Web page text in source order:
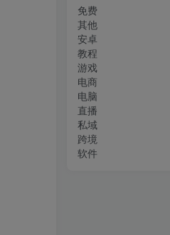
免费
其他
安卓
教程
游戏
电商
电脑
直播
私域
跨境
软件